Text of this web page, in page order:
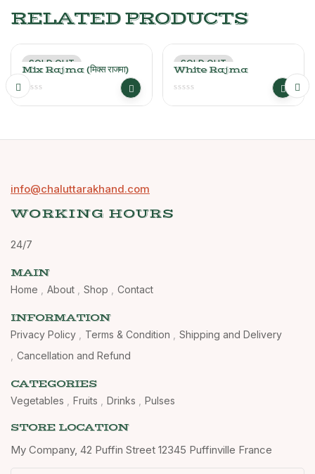
RELATED PRODUCTS
SOLD OUT
Mix Rajma (मिक्स राजमा)
SOLD OUT
White Rajma
info@chaluttarakhand.com
WORKING HOURS
24/7
MAIN
Home About Shop Contact
INFORMATION
Privacy Policy Terms & Condition
Shipping and Delivery
Cancellation and Refund
CATEGORIES
Vegetables Fruits Drinks Pulses
STORE LOCATION
My Company, 42 Puffin Street 12345 Puffinville France